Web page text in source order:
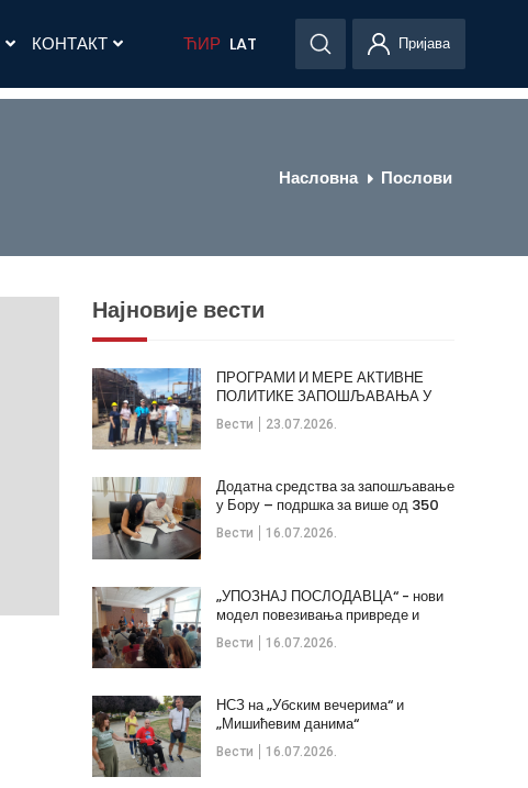
КОНТАКТ ЋИР LAT Пријава
Насловна Послови
Најновије вести
Вести 23.07.2026.
ПРОГРАМИ И МЕРЕ АКТИВНЕ
ПОЛИТИКЕ ЗАПОШЉАВАЊА У
ОПШТИНИ КЛАДОВО
Вести 16.07.2026.
Додатна средства за запошљавање
у Бору – подршка за више од 350
незапослених
Вести 16.07.2026.
„УПОЗНАЈ ПОСЛОДАВЦА“ - нови
модел повезивања привреде и
стручних кадрова
Вести 16.07.2026.
НСЗ на „Убским вечерима“ и
„Мишићевим данима“